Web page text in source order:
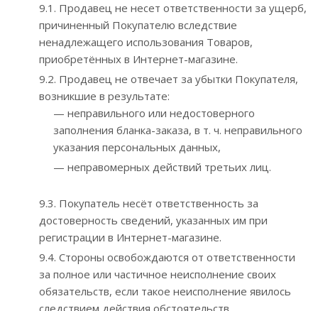
9.1. Продавец не несет ответственности за ущерб,
причиненный Покупателю вследствие
ненадлежащего использования Товаров,
приобретённых в Интернет-магазине.
9.2. Продавец не отвечает за убытки Покупателя,
возникшие в результате:
— неправильного или недостоверного
заполнения бланка-заказа, в т. ч. неправильного
указания персональных данных,
— неправомерных действий третьих лиц.
9.3. Покупатель несёт ответственность за
достоверность сведений, указанных им при
регистрации в Интернет-магазине.
9.4. Стороны освобождаются от ответственности
за полное или частичное неисполнение своих
обязательств, если такое неисполнение явилось
следствием действия обстоятельств